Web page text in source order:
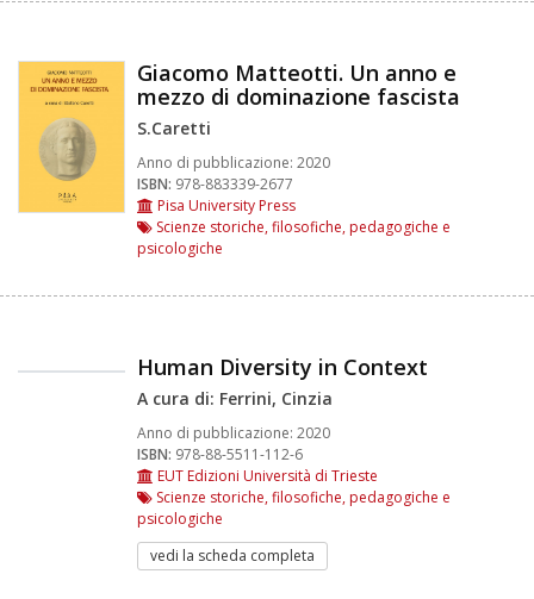
Giacomo Matteotti. Un anno e
mezzo di dominazione fascista
S.Caretti
Anno di pubblicazione: 2020
ISBN: 978-883339-2677
Pisa University Press
Scienze storiche, filosofiche, pedagogiche e
psicologiche
Human Diversity in Context
A cura di: Ferrini, Cinzia
Anno di pubblicazione: 2020
ISBN: 978-88-5511-112-6
EUT Edizioni Università di Trieste
Scienze storiche, filosofiche, pedagogiche e
psicologiche
vedi la scheda completa